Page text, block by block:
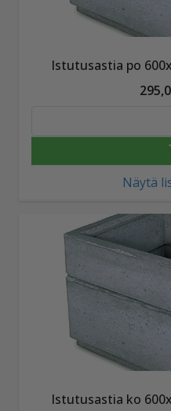
Istutusastia po
Näytä
Istutusastia ko